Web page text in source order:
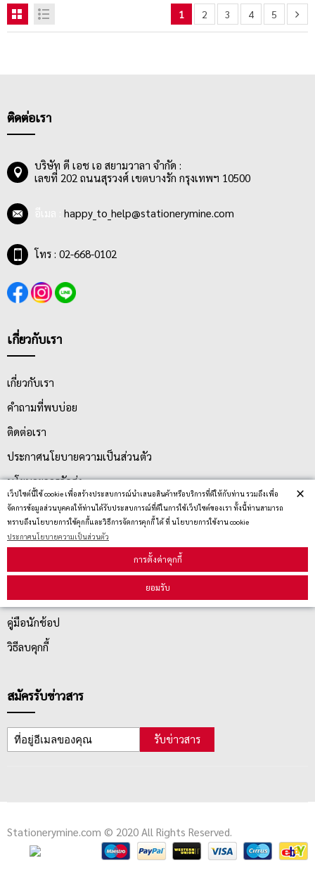
เว็ปไซต์นี้ใช้ cookie เพื่อสร้างประสบการณ์นำเสนอสินค้าหรือบริการที่ดีให้กับท่าน รวมถึงเพื่อ
จัดการข้อมูลส่วนบุคคลให้ท่านได้รับประสบการณ์ที่ดีในการใช้เว็ปไซต์ของเรา ทั้งนี้ท่านสามารถ
ทราบถึงนโยบายการใช้คุกกี้และวิธีการจัดการคุกกี้ ได้ ที่ นโยบายการใช้งาน cookie
ประกาศนโยบายความเป็นส่วนตัว
การตั้งค่าคุกกี้
ยอมรับ
×
1 2 3 4 5
ติดต่อเรา
บริษัท ดี เอช เอ สยามวาลา จำกัด :
เลขที่ 202 ถนนสุรวงศ์ เขตบางรัก กรุงเทพฯ 10500
happy_to_help@stationerymine.com
โทร : 02-668-0102
เกี่ยวกับเรา
เกี่ยวกับเรา
คำถามที่พบบ่อย
ติดต่อเรา
ประกาศนโยบายความเป็นส่วนตัว
นโยบายการจัดส่ง
นโยบายการเปลี่ยน/คืน สินค้า
ตรวจสอบสถานะสินค้า
คู่มือนักช้อป
วิธีลบคุกกี้
สมัครรับข่าวสาร
รับข่าวสาร
Stationerymine.com © 2020 All Rights Reserved.